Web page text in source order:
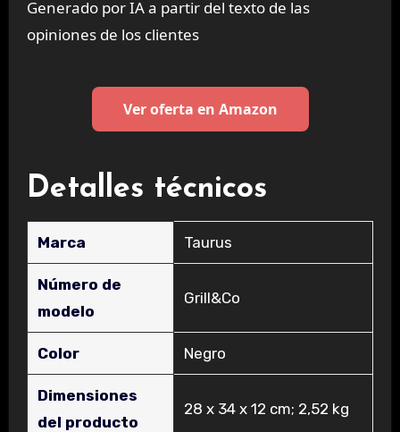
Generado por IA a partir del texto de las
opiniones de los clientes
Ver oferta en Amazon
Detalles técnicos
Marca ‎Taurus
Número de
modelo
‎Grill&Co
Color ‎Negro
Dimensiones
del producto
‎28 x 34 x 12 cm; 2,52 kg